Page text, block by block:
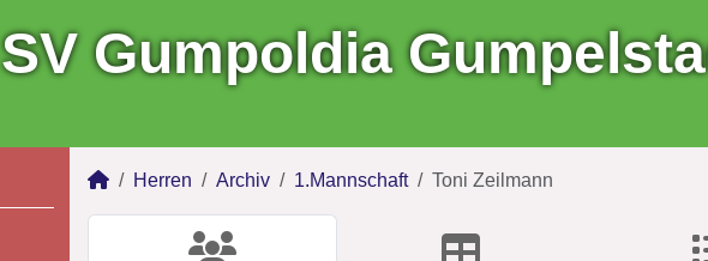
SV Gumpoldia
Herren Archiv 1.Mannschaft Toni Zeilmann